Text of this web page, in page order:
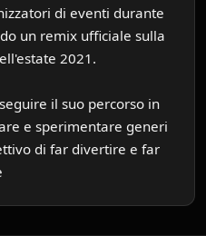
di eventi durante
un remix ufficiale sulla
2021.
il suo percorso in
e sperimentare generi
di far divertire e far